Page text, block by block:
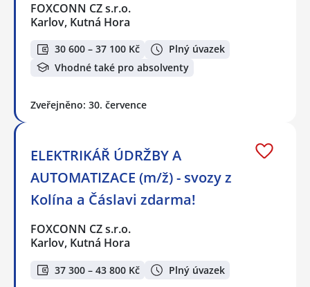
FOXCONN CZ s.r.o.
Karlov, Kutná Hora
30 600 – 37 100 Kč
Plný úvazek
Vhodné také pro absolventy
Zveřejněno: 30. července
ELEKTRIKÁŘ ÚDRŽBY A
AUTOMATIZACE (m/ž) - svozy z
Kolína a Čáslavi zdarma!
FOXCONN CZ s.r.o.
Karlov, Kutná Hora
37 300 – 43 800 Kč Plný úvazek